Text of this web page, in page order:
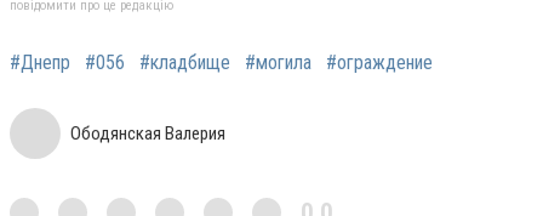
повідомити про це редакцію
#Днепр #056 #кладбище #могила #ограждение
Ободянская Валерия